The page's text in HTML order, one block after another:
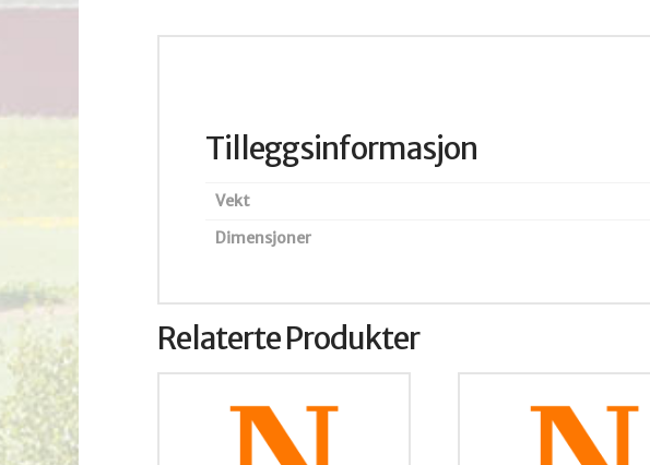
Tilleggsinformasjon
Vekt
Dimensjoner
Relaterte Produkter